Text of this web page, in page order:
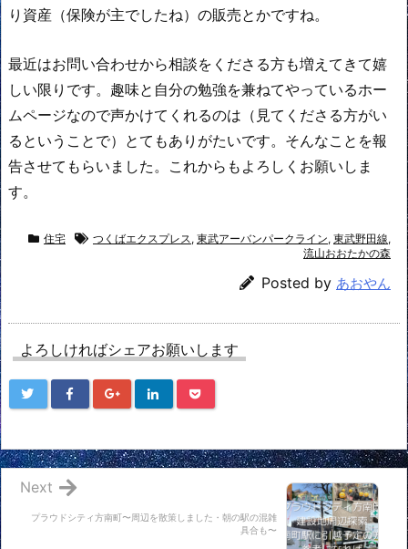
り資産（保険が主でしたね）の販売とかですね。
最近はお問い合わせから相談をくださる方も増えてきて嬉
しい限りです。趣味と自分の勉強を兼ねてやっているホー
ムページなので声かけてくれるのは（見てくださる方がい
るということで）とてもありがたいです。そんなことを報
告させてもらいました。これからもよろしくお願いしま
す。
住宅 つくばエクスプレス, 東武アーバンパークライン, 東武野田線,
流山おおたかの森
Posted by あおやん
よろしければシェアお願いします
プラウドシティ方南町〜周辺を散策しました・朝の駅の混雑
具合も〜
Next